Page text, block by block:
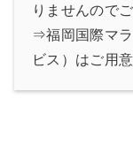
りませんので
⇒福岡国際マ
ビス）はご用